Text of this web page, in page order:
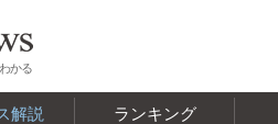
かる
解説 ランキング